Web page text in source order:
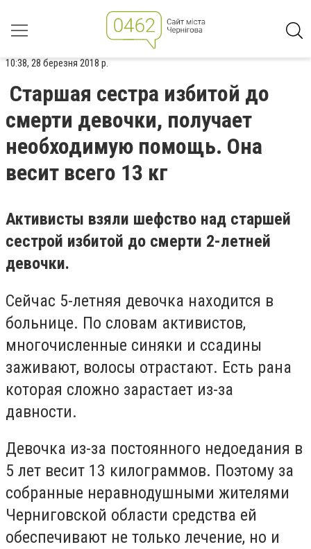
10:38, 28 березня 2018 р.
Старшая сестра избитой до
смерти девочки, получает
необходимую помощь. Она
весит всего 13 кг
Активисты взяли шефство над старшей
сестрой избитой до смерти 2-летней
девочки.
Сейчас 5-летняя девочка находится в
больнице. По словам активистов,
многочисленные синяки и ссадины
заживают, волосы отрастают. Есть рана
которая сложно зарастает из-за
давности.
Девочка из-за постоянного недоедания в
5 лет весит 13 килограммов. Поэтому за
собранные неравнодушными жителями
Черниговской области средства ей
обеспечивают не только лечение, но и